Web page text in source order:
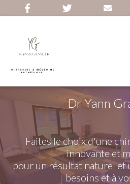
Dr Yann
Faites le choix d'une
innovante et
pour un résultat naturel et
besoins et à